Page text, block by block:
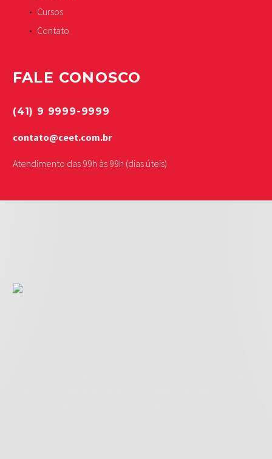
Cursos
Contato
FALE CONOSCO
(41) 9 9999-9999
contato@ceet.com.br
Atendimento das 99h às 99h (dias úteis)